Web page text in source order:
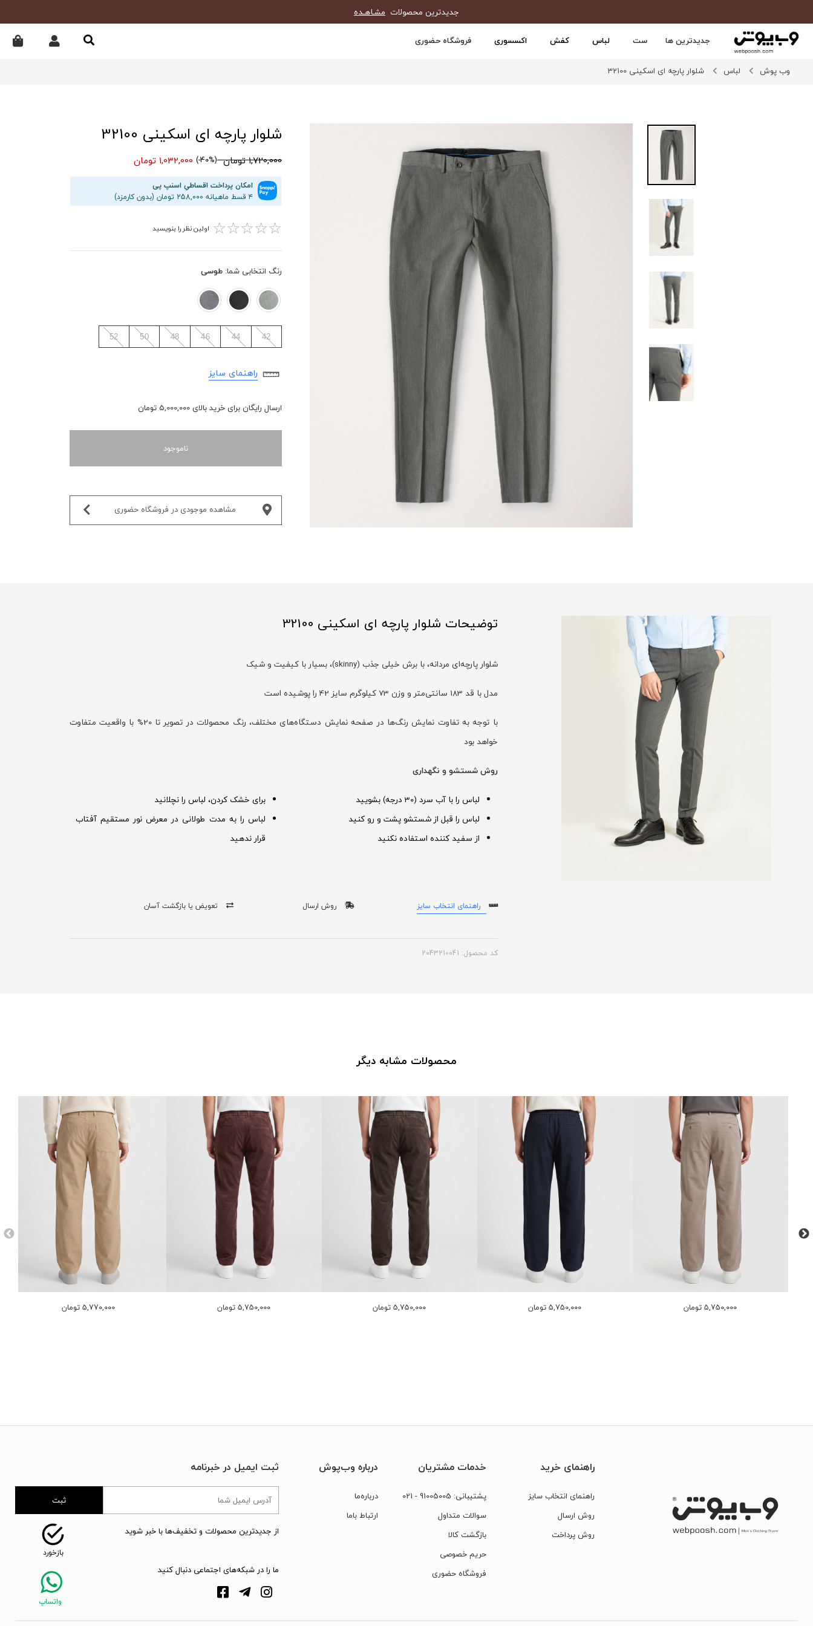
جدیدترین محصولات مشـاهـده
جدیدترین ها ست لباس کفش اکسسوری فروشگاه حضوری
وب پوش لباس شلوار پارچه ای اسکینی 32100
شلوار پارچه ای اسکینی 32100
1,720,000 تومان (40%-) 1,032,000 تومان
امکان پرداخت اقساطیِ اسنپ پی
۴ قسط ماهیانه 258,000 تومان (بدون کارمزد)
☆
☆
☆
☆
☆ اولین نظر را بنویسید
رنگ انتخابی شما: طوسی
42
44
46
48
50
52
راهنمای سایز
ارسال رایگان برای خرید بالای 5,000,000 تومان
ناموجود
مشاهده موجودی در فروشگاه حضوری‌
توضیحات شلوار پارچه ای اسکینی 32100
شلوار پارچه‌ای مردانه، با برش خیلی جذب (skinny)، بسیار با کیفیت و شیک
مدل با قد 183 سانتی‌متر و وزن 73 کیلوگرم سایز 42 را پوشیده است
با توجه به تفاوت نمایش رنگ‌ها در صفحه نمایش دستگاه‌های مختلف، رنگ محصولات در تصویر تا 20% با واقعیت متفاوت
خواهد بود
روش شستشو و نگهداری
لباس را با آب سرد (30 درجه) بشویید
لباس را قبل از شستشو پشت و رو کنید
از سفید کننده استفاده نکنید
برای خشک کردن، لباس را نچلانید
لباس را به مدت طولانی در معرض نور مستقیم آفتاب
قرار ندهید
راهنمای انتخاب سایز روش ارسال تعویض یا بازگشت آسان
کد محصول: 2043210041
محصولات مشابه دیگر
5,770,000 تومان 5,750,000 تومان 5,750,000 تومان 5,750,000 تومان 5,750,000 تومان
راهنمای خرید
راهنمای انتخاب سایز
روش ارسال
روش پرداخت
خدمات مشتریان
پشتیبانی: 91005005
- 021
سوالات متداول
بازگشت کالا
حریم خصوصی
فروشگاه حضوری
درباره وب‌پوش
درباره‌ما
ارتباط‌ با‌ما
ثبت ایمیل در خبرنامه
ثبت
از جدیدترین محصولات و تخفیف‌ها با خبر شوید
ما را در شبکه‌های اجتماعی دنبال کنید